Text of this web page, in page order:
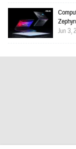
Jun 3,